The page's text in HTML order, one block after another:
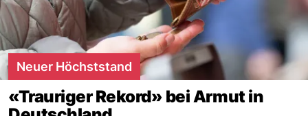
Neuer Höchststand
«Trauriger Rekord» bei Armut in